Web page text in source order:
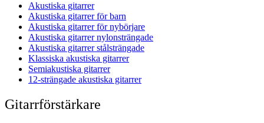
Akustiska gitarrer
Akustiska gitarrer för barn
Akustiska gitarrer för nybörjare
Akustiska gitarrer nylonsträngade
Akustiska gitarrer stålsträngade
Klassiska akustiska gitarrer
Semiakustiska gitarrer
12-strängade akustiska gitarrer
Gitarrförstärkare